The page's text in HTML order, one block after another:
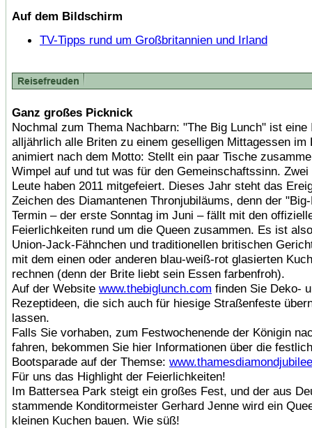
Auf dem Bildschirm
TV-Tipps rund um Großbritannien und Irland
Ganz großes Picknick
Nochmal zum Thema Nachbarn: "The Big Lunch" ist
alljährlich alle Briten zu einem geselligen Mittagessen im
animiert nach dem Motto: Stellt ein paar Tische
Wimpel auf und tut was für den Gemeinschaftssinn. Zwei
Leute haben 2011 mitgefeiert. Dieses Jahr steht das
Zeichen des Diamantenen Thronjubiläums, denn der
Termin – der erste Sonntag im Juni – fällt mit den
Feierlichkeiten rund um die Queen zusammen. Es ist
Union-Jack-Fähnchen und traditionellen britischen
mit dem einen oder anderen blau-weiß-rot glasierten
rechnen (denn der Brite liebt sein Essen farbenfroh).
Auf der Website www.thebiglunch.com finden Sie Deko-
Rezeptideen, die sich auch für hiesige Straßenfeste
lassen.
Falls Sie vorhaben, zum Festwochenende der Königin
fahren, bekommen Sie hier Informationen über die
Bootsparade auf der Themse:
Für uns das Highlight der Feierlichkeiten!
Im Battersea Park steigt ein großes Fest, und der aus
stammende Konditormeister Gerhard Jenne wird ein
kleinen Kuchen bauen. Wie süß!